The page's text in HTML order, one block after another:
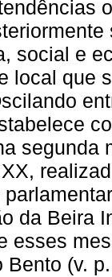
social e
local que
segunda
da Beira
esses
Bento (v.